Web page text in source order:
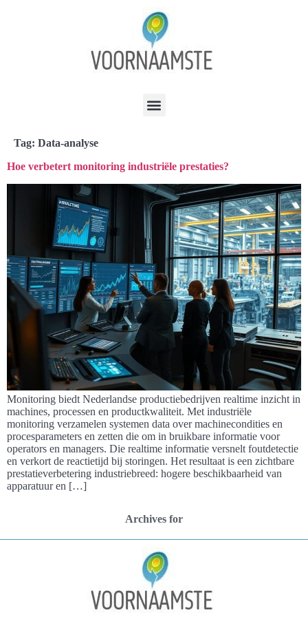
Tag: Data-analyse
Hoe verbetert monitoring industriële prestaties?
Monitoring biedt Nederlandse productiebedrijven realtime inzicht in
machines, processen en productkwaliteit. Met industriële
monitoring verzamelen systemen data over machinecondities en
procesparameters en zetten die om in bruikbare informatie voor
operators en managers. Die realtime informatie versnelt foutdetectie
en verkort de reactietijd bij storingen. Het resultaat is een zichtbare
prestatieverbetering industriebreed: hogere beschikbaarheid van
apparatuur en […]
Archives for